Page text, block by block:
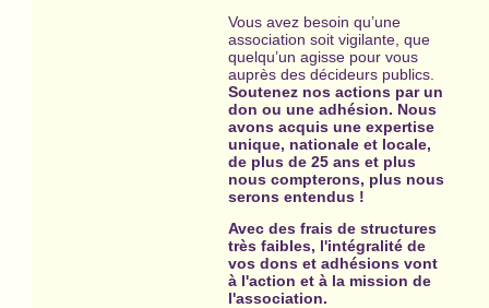
Vous avez besoin qu’une
association soit vigilante, que
quelqu’un agisse pour vous
auprès des décideurs publics.
Soutenez nos actions par un
don ou une adhésion. Nous
avons acquis une expertise
unique, nationale et locale,
de plus de 25 ans et plus
nous compterons, plus nous
serons entendus !
Avec des frais de structures
très faibles, l'intégralité de
vos dons et adhésions vont
à l'action et à la mission de
l'association.